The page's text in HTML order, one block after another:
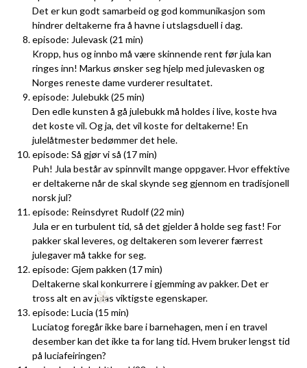
Det er kun godt samarbeid og god kommunikasjon som
hindrer deltakerne fra å havne i utslagsduell i dag.
episode: Julevask (21 min)
Kropp, hus og innbo må være skinnende rent før jula kan
ringes inn! Markus ønsker seg hjelp med julevasken og
Norges reneste dame vurderer resultatet.
episode: Julebukk (25 min)
Den edle kunsten å gå julebukk må holdes i live, koste hva
det koste vil. Og ja, det vil koste for deltakerne! En
julelåtmester bedømmer det hele.
episode: Så gjør vi så (17 min)
Puh! Jula består av spinnvilt mange oppgaver. Hvor effektive
er deltakerne når de skal skynde seg gjennom en tradisjonell
norsk jul?
episode: Reinsdyret Rudolf (22 min)
Jula er en turbulent tid, så det gjelder å holde seg fast! For
pakker skal leveres, og deltakeren som leverer færrest
julegaver må takke for seg.
episode: Gjem pakken (17 min)
Deltakerne skal konkurrere i gjemming av pakker. Det er
tross alt en av julas viktigste egenskaper.
episode: Lucia (15 min)
Luciatog foregår ikke bare i barnehagen, men i en travel
desember kan det ikke ta for lang tid. Hvem bruker lengst tid
på luciafeiringen?